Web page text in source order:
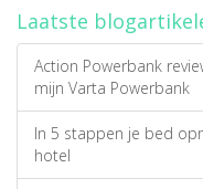
Laatste
Action Powerbank
mijn Varta Powerbank
In 5 stappen je bed
hotel